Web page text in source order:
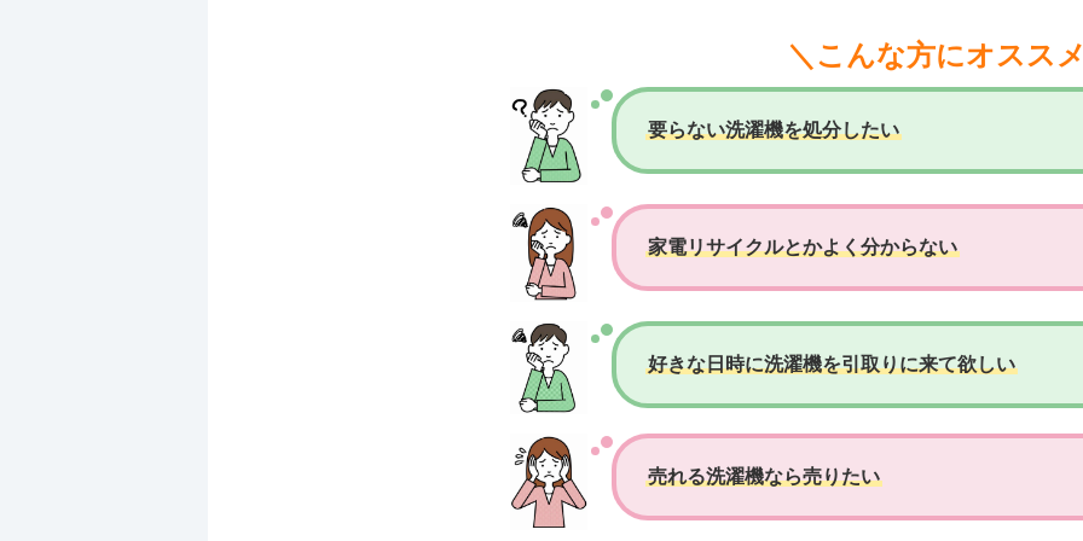
＼こんな方にオスス
要らない洗濯機を処分したい
家電リサイクルとかよく分からない
好きな日時に洗濯機を引取りに来て欲しい
売れる洗濯機なら売りたい